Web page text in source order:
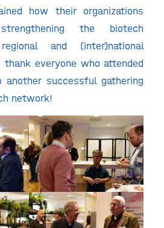
how their organizations
the biotech
and (inter)national
everyone who attended
successful gathering
network!